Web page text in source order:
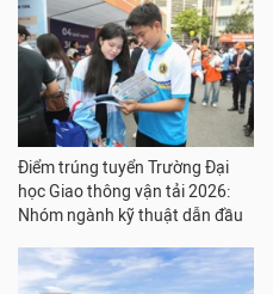
Điểm trúng tuyển Trường Đại
học Giao thông vận tải 2026:
Nhóm ngành kỹ thuật dẫn đầu